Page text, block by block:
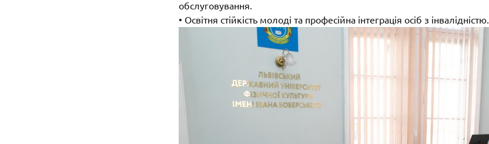
обслуговування.
• Освітня стійкість молоді та професійна інтеграція осіб з інвалідністю.